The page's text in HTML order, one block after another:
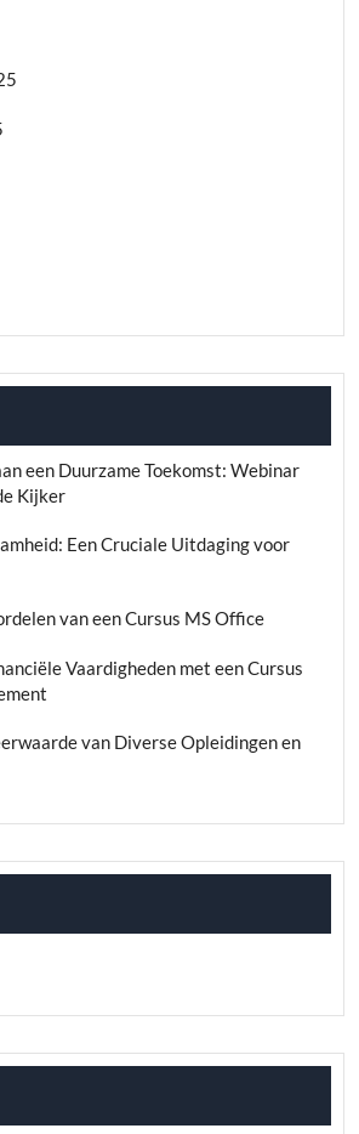
een Duurzame Toekomst: Webinar
Kijker
Een Cruciale Uitdaging voor
van een Cursus MS Office
Vaardigheden met een Cursus
van Diverse Opleidingen en